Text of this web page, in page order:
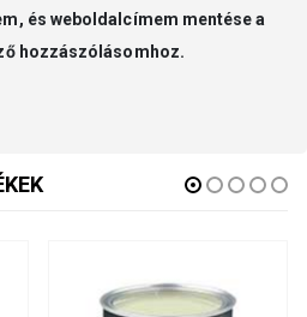
és weboldalcímem mentése a
hozzászólásomhoz.